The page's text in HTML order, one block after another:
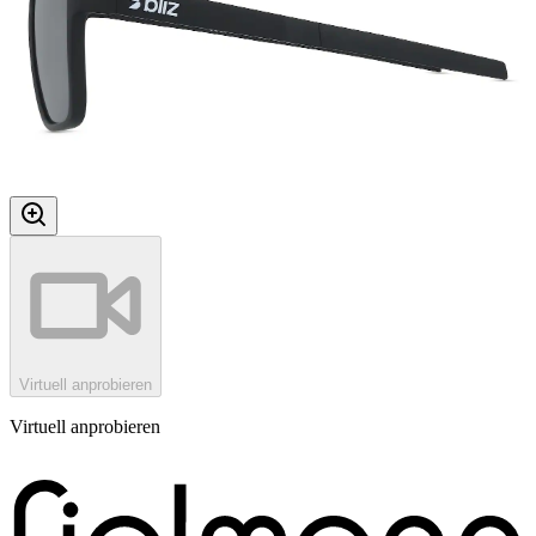
Virtuell anprobieren
Virtuell anprobieren